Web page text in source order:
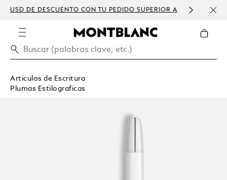
USD DE DESCUENTO CON TU PEDIDO SUPERIOR A
Articulos de Escritura
Plumas Estilograficas